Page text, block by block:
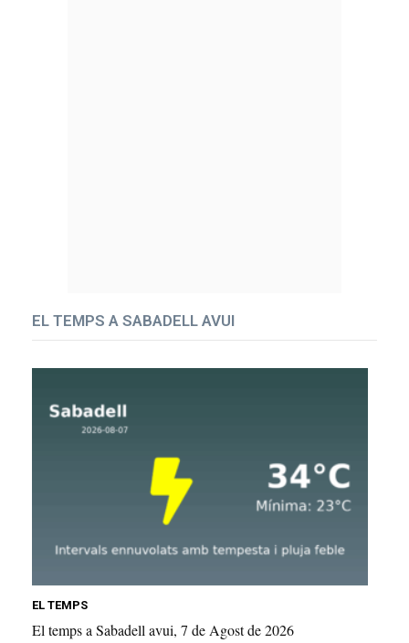
EL TEMPS A SABADELL AVUI
EL TEMPS
El temps a Sabadell avui, 7 de Agost de 2026